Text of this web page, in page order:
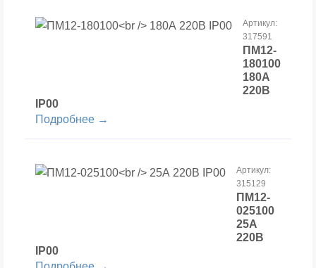
Артикул:
317591
ПМ12-
180100
180А
220В
IP00
Подробнее →
Артикул:
315129
ПМ12-
025100
25А
220В
IP00